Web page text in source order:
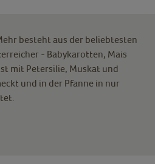
besteht aus der beliebtesten
- Babykarotten, Mais
mit Petersilie, Muskat und
und in der Pfanne in nur